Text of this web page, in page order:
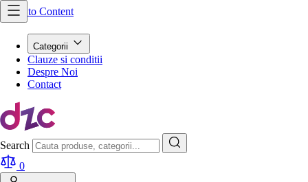
Skip to Content
Categorii
Clauze si conditii
Despre Noi
Contact
Search
0